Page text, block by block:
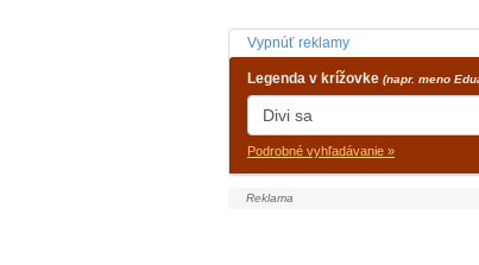
Vypnúť reklamy
Legenda v krížovke (napr. meno
Podrobné vyhľadávanie »